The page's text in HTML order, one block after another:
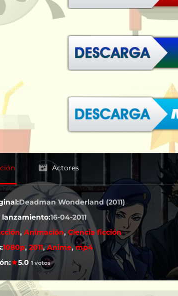
Actores
Deadman Wonderland (2011)
lanzamiento:16-04-2011
,Animación,Ciencia ficción
1080p,2011,Anime,mp4
5.0 1 votos